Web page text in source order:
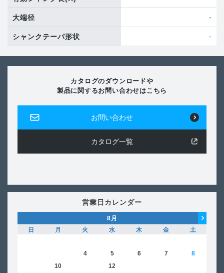
大端径 -
シャンクテーパ形状 -
カタログのダウンロードや
製品に関するお問い合わせはこちら
お問い合わせ
カタログ一覧
営業日カレンダー
8 月
日
月 火 水 木 金
土
4 5 6 7
8
10 12